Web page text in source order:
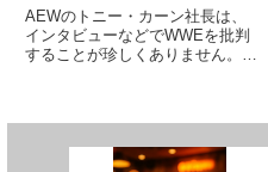
の大きな注目を集めてい
る」
AEWのトニー・カーン社長は、
インタビューなどでWWEを批判
することが珍しくありません。そ
性たちへの暴行が暴露され、現